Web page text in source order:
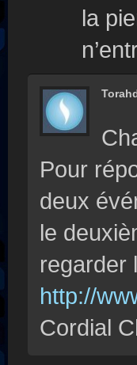
la
Pour
deux
le
regarder
http://
Cordial